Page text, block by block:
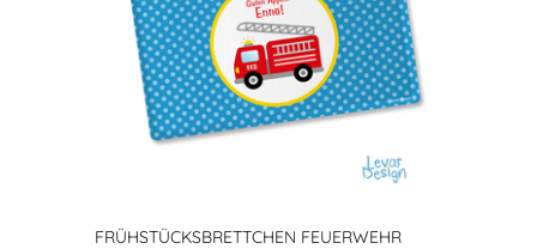
FRÜHSTÜCKSBRETTCHEN FEUERWEHR